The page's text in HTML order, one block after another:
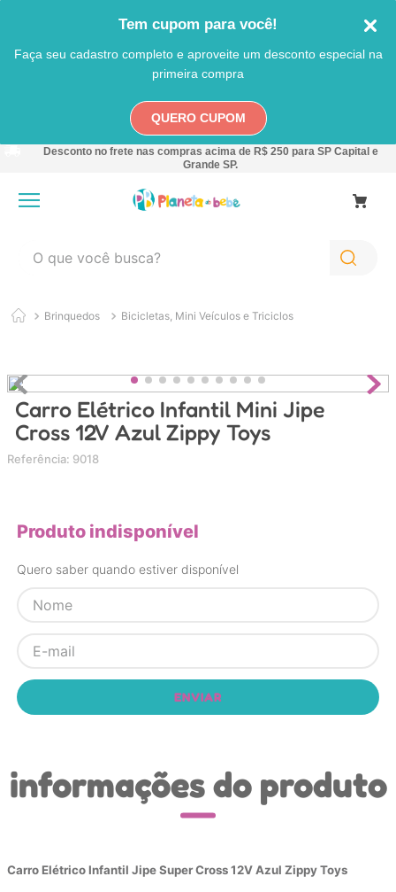
Tem cupom para você!
Faça seu cadastro completo e aproveite um desconto especial na
primeira compra
QUERO CUPOM
Desconto no frete nas compras acima de R$ 250 para SP Capital e
Grande SP.
Brinquedos Bicicletas, Mini Veículos e Triciclos
Carro Elétrico Infantil Mini Jipe
Cross 12V Azul Zippy Toys
Referência: 9018
Produto indisponível
Quero saber quando estiver disponível
ENVIAR
informações do produto
Carro Elétrico Infantil Jipe Super Cross 12V Azul Zippy Toys
1 º
carro
4º
nuk
5º
chupeta
8º
carrinho
9º
carrinho bebe
10º brinquedo